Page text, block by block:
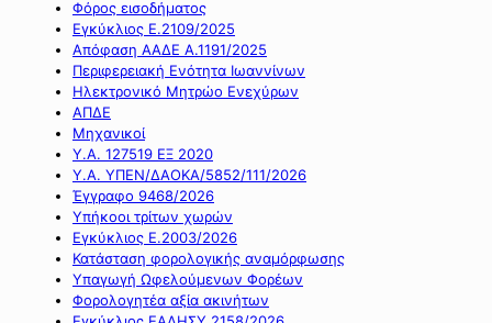
Φόρος εισοδήματος
Εγκύκλιος Ε.2109/2025
Απόφαση ΑΑΔΕ Α.1191/2025
Περιφερειακή Ενότητα Ιωαννίνων
Ηλεκτρονικό Μητρώο Ενεχύρων
ΑΠΔΕ
Μηχανικοί
Υ.Α. 127519 ΕΞ 2020
Υ.Α. ΥΠΕΝ/ΔΑΟΚΑ/5852/111/2026
Έγγραφο 9468/2026
Υπήκοοι τρίτων χωρών
Εγκύκλιος Ε.2003/2026
Κατάσταση φορολογικής αναμόρφωσης
Υπαγωγή Ωφελούμενων Φορέων
Φορολογητέα αξία ακινήτων